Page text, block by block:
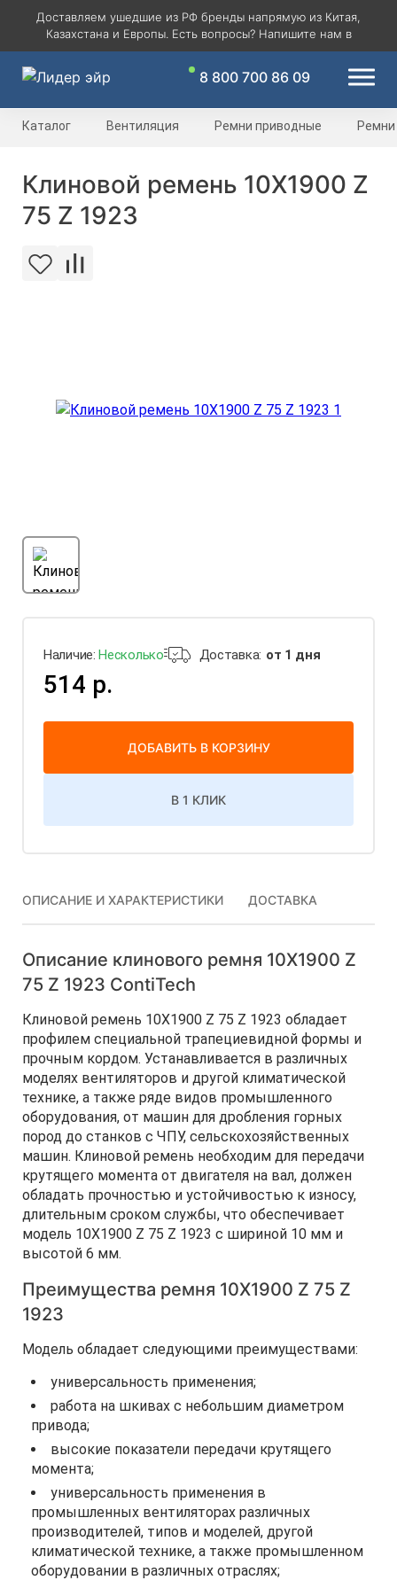
Доставляем ушедшие из РФ бренды напрямую из Китая,
Казахстана и Европы. Есть вопросы? Напишите нам в
8 800 700 86 09
Каталог Вентиляция Ремни приводные
Клиновой ремень 10Х1900 Z
75 Z 1923
Наличие:Несколько Доставка: от 1 дня
514 р.
ДОБАВИТЬ В КОРЗИНУ
В 1 КЛИК
ОПИСАНИЕ И ХАРАКТЕРИСТИКИ ДОСТАВКА
Описание клинового ремня 10Х1900 Z
75 Z 1923 ContiTech
Клиновой ремень 10Х1900 Z 75 Z 1923 обладает
профилем специальной трапециевидной формы и
прочным кордом. Устанавливается в различных
моделях вентиляторов и другой климатической
технике, а также ряде видов промышленного
оборудования, от машин для дробления горных
пород до станков с ЧПУ, сельскохозяйственных
машин. Клиновой ремень необходим для передачи
крутящего момента от двигателя на вал, должен
обладать прочностью и устойчивостью к износу,
длительным сроком службы, что обеспечивает
модель 10Х1900 Z 75 Z 1923 с шириной 10 мм и
высотой 6 мм.
Преимущества ремня 10Х1900 Z 75 Z
1923
Модель обладает следующими преимуществами:
универсальность применения;
работа на шкивах с небольшим диаметром
привода;
высокие показатели передачи крутящего
момента;
универсальность применения в
промышленных вентиляторах различных
производителей, типов и моделей, другой
климатической технике, а также промышленном
оборудовании в различных отраслях;